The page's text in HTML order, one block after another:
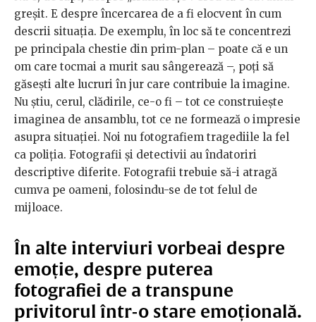
greșit. E despre încercarea de a fi elocvent în cum
descrii situația. De exemplu, în loc să te concentrezi
pe principala chestie din prim-plan – poate că e un
om care tocmai a murit sau sângerează –, poți să
găsești alte lucruri în jur care contribuie la imagine.
Nu știu, cerul, clădirile, ce-o fi – tot ce construiește
imaginea de ansamblu, tot ce ne formează o impresie
asupra situației. Noi nu fotografiem tragediile la fel
ca poliția. Fotografii și detectivii au îndatoriri
descriptive diferite. Fotografii trebuie să-i atragă
cumva pe oameni, folosindu-se de tot felul de
mijloace.
În alte interviuri vorbeai despre
emoție, despre puterea
fotografiei de a transpune
privitorul într-o stare emoțională.